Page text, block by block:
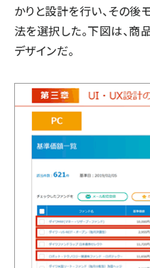
かりと設計を行い、その後
法を選択した。下図は、商
デザインだ。